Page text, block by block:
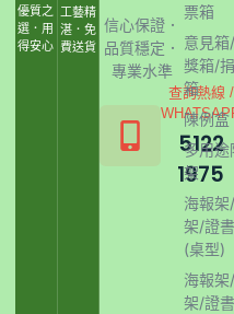
優質之
選．用
得安心
工藝精
湛．免
費送貨
信心保證．
品質穩定．
專業水準
查詢熱線 /
5122
1975
票箱
意見箱
獎箱/
箱
陳例盒
多用途
架
海報架
架/證
(桌型)
海報架
架/證